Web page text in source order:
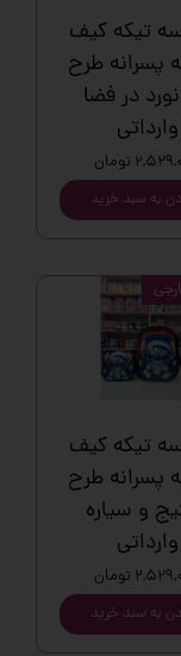
تیکه کیف
پسرانه طرح
در فضا
وارداتی
تومان
به سبد خرید
تیکه کیف
پسرانه طرح
و سیاره
وارداتی
تومان
به سبد خرید